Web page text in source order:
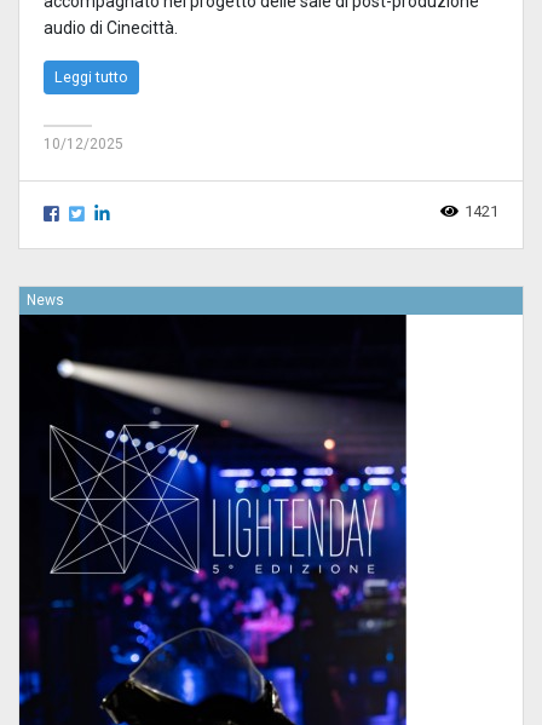
audio di Cinecittà.
Leggi tutto
10/12/2025
1421
News